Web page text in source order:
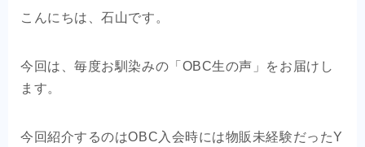
OEM商品×楽天
OEM商品×自社EC
こんにちは、石山です。
今回は、毎度お馴染みの「OBC生の声」をお届けし
ます。
今回紹介するのはOBC入会時には物販未経験だったY